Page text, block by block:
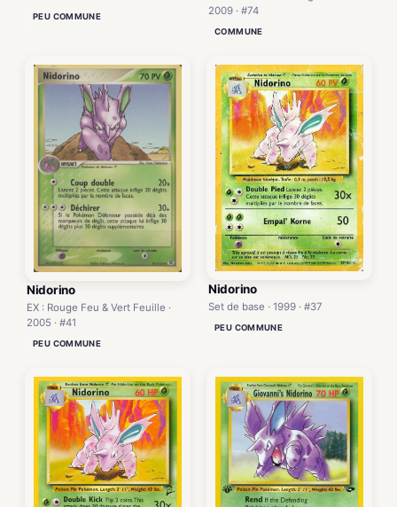
PEU COMMUNE
2009 · #74
COMMUNE
Nidorino
EX : Rouge Feu & Vert Feuille ·
2005 · #41
PEU COMMUNE
Nidorino
Set de base · 1999 · #37
PEU COMMUNE